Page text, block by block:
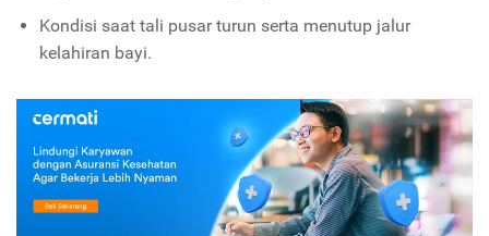
Kondisi saat tali pusar turun serta menutup jalur
kelahiran bayi.